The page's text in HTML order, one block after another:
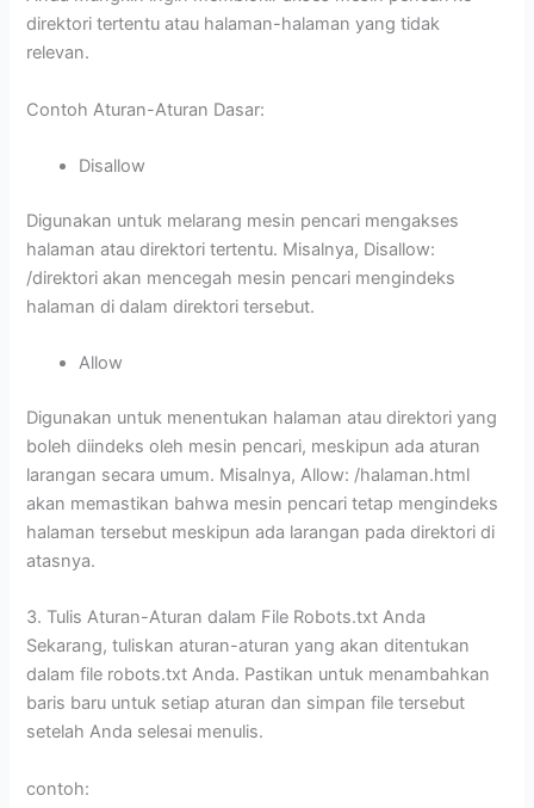
direktori tertentu atau halaman-halaman yang tidak
relevan.
Contoh Aturan-Aturan Dasar:
Disallow
Digunakan untuk melarang mesin pencari mengakses
halaman atau direktori tertentu. Misalnya, Disallow:
/direktori akan mencegah mesin pencari mengindeks
halaman di dalam direktori tersebut.
Allow
Digunakan untuk menentukan halaman atau direktori yang
boleh diindeks oleh mesin pencari, meskipun ada aturan
larangan secara umum. Misalnya, Allow: /halaman.html
akan memastikan bahwa mesin pencari tetap mengindeks
halaman tersebut meskipun ada larangan pada direktori di
atasnya.
3. Tulis Aturan-Aturan dalam File Robots.txt Anda
Sekarang, tuliskan aturan-aturan yang akan ditentukan
dalam file robots.txt Anda. Pastikan untuk menambahkan
baris baru untuk setiap aturan dan simpan file tersebut
setelah Anda selesai menulis.
contoh: